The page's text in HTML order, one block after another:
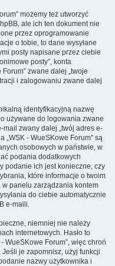
możemy też utworzyć
ale ich ten dokument nie
przez oprogramowanie
o tobie, to dane wysyłane
posty napisane przez ciebie
posty”, konta
zwane dalej „twoje
i zalogowaniu zwane dalej
identyfikacyjną nazwę
używane do logowania zwane
mail zwany dalej „twój adres e-
„WSK - WueSKowe Forum” są
osobowych w państwie, w
podania dodatkowych
podanie ich jest konieczne, czy
które informacje o twoim
panelu zarządzania kontem
do ciebie automatycznie
e-maili.
niemniej nie należy
internetowych. Hasło to
WueSKowe Forum”, więc chroń
. Jeśli je zapomnisz, użyj funkcji
nazwy użytkownika i